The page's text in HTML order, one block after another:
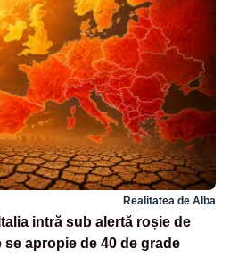
Realitatea de Alba
intră sub alertă roșie de
apropie de 40 de grade